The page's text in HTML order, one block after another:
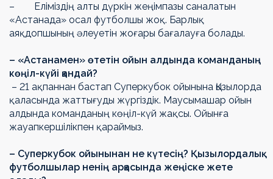
– Еліміздің алты дүркін жеңімпазы саналатын
«Астанада» осал футболшы жоқ. Барлық
аяқдопшының әлеуетін жоғары бағалауға болады.
– «Астанамен» өтетін ойын алдында команданың
көңіл-күйі қандай?
– 21 ақпаннан бастап Суперкубок ойынына Қызылорда
қаласында жаттығуды жүргіздік. Маусымашар ойын
алдында команданың көңіл-күй жақсы. Ойынға
жауапкершілікпен қараймыз.
– Суперкубок ойынынан не күтесің? Қызылордалық
футболшылар ненің арқасында жеңіске жете